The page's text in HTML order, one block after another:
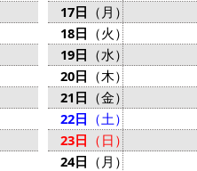
17日 （月）
18日 （火）
19日 （水）
20日 （木）
21日 （金）
22日 （土）
23日 （日）
24日 （月）